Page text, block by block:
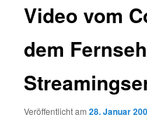
Video vom
dem
Veröffentlicht am28. Januar